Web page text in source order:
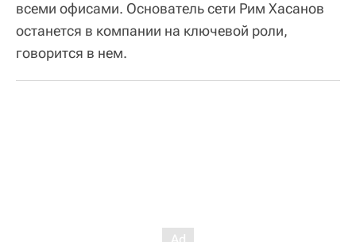
всеми офисами. Основатель сети Рим Хасанов
останется в компании на ключевой роли,
говорится в нем.